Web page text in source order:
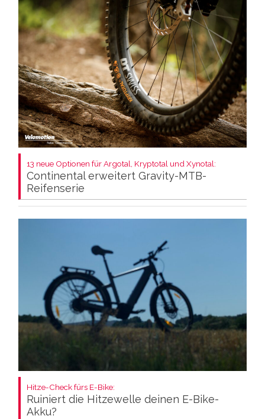
13 neue Optionen für Argotal, Kryptotal und Xynotal:
Continental erweitert Gravity-MTB-
Reifenserie
Hitze-Check fürs E-Bike:
Ruiniert die Hitzewelle deinen E-Bike-
Akku?